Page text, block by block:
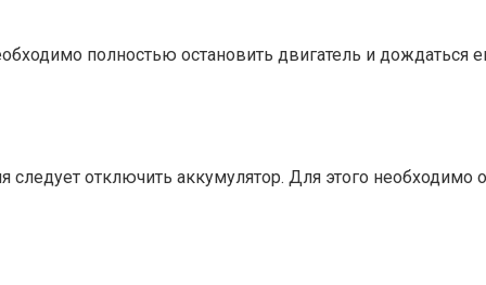
полностью остановить двигатель и
отключить аккумулятор. Для этого